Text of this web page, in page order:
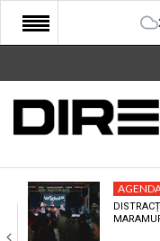
START
COMUNITATE
CULTURA
ECONOMIE